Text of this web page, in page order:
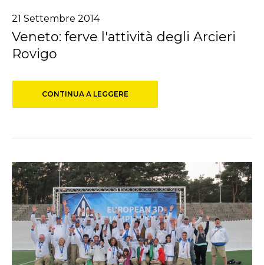
21 Settembre 2014
Veneto: ferve l'attività degli Arcieri
Rovigo
CONTINUA A LEGGERE